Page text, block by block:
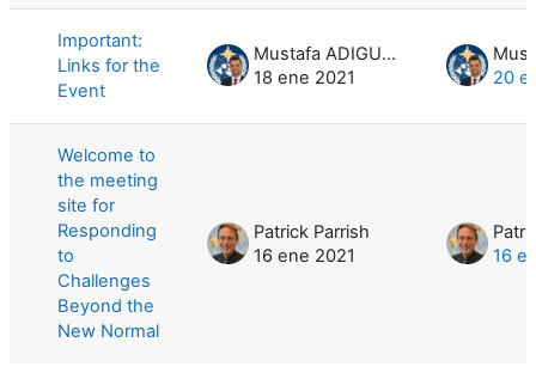
Important:
Links for the
Event
Mustafa ADIGUZEL
18 ene 2021
20
Welcome to
the meeting
site for
Responding
to
Challenges
Beyond the
New Normal
Patrick Parrish
16 ene 2021
16